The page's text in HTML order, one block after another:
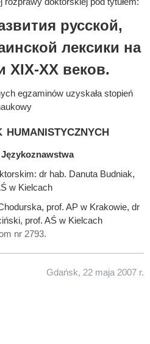
русской,
лексики на
XIX-XX веков.
egzaminów uzyskała stopień
dr hab. Danuta Budniak,
w Kielcach
prof. AP w Krakowie, dr
prof. AŚ w Kielcach
nr 2793.
Gdańsk, 22 maja 2007 r.